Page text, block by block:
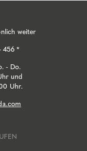
weiter
456 *
- Do.
und
Uhr.